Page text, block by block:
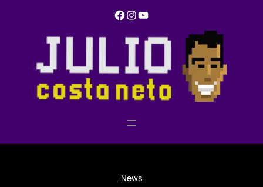
Facebook Instagram YouTube
News